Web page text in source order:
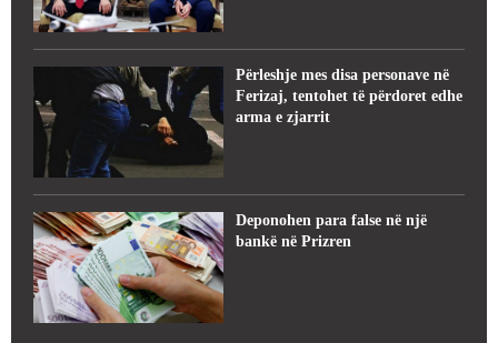
Përleshje mes disa personave në
Ferizaj, tentohet të përdoret edhe
arma e zjarrit
Deponohen para false në një
bankë në Prizren